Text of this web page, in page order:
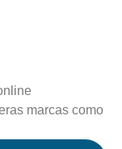
marcas como